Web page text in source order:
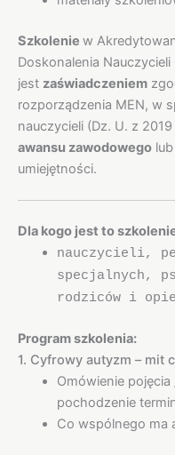
Szkolenie w
Doskonalenia
jest zaświadczeniem
rozporządzenia MEN, w
nauczycieli (Dz. U. z
awansu zawodowego
umiejętności.
Dla kogo jest to
nauczycieli,
specjalnych,
rodziców i
Program szkolenia:
1. Cyfrowy autyzm – mit
Omówienie
pochodzenie
Co wspólnego ma